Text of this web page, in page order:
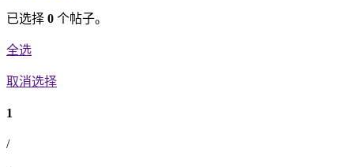
已选择 0 个帖子。
全选
取消选择
1
/